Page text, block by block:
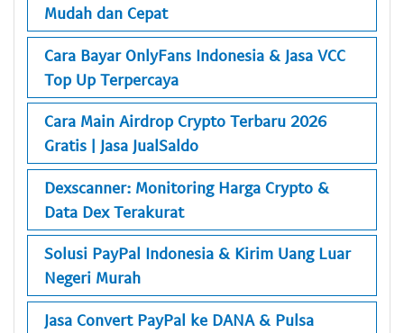
Mudah dan Cepat
Cara Bayar OnlyFans Indonesia & Jasa VCC
Top Up Terpercaya
Cara Main Airdrop Crypto Terbaru 2026
Gratis | Jasa JualSaldo
Dexscanner: Monitoring Harga Crypto &
Data Dex Terakurat
Solusi PayPal Indonesia & Kirim Uang Luar
Negeri Murah
Jasa Convert PayPal ke DANA & Pulsa